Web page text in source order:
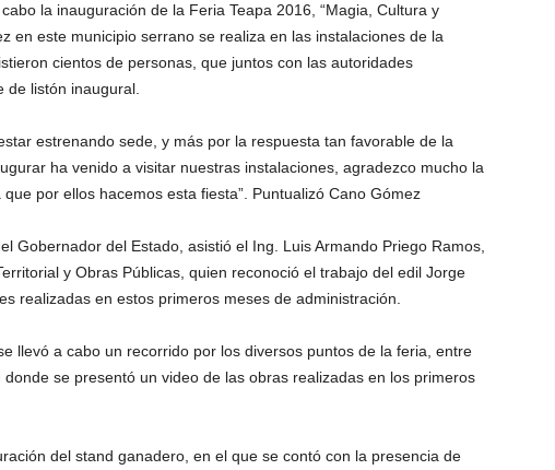
la inauguración de la Feria Teapa 2016, “Magia, Cultura y
en este municipio serrano se realiza en las instalaciones de la
cientos de personas, que juntos con las autoridades
de listón inaugural.
estrenando sede, y más por la respuesta tan favorable de la
ha venido a visitar nuestras instalaciones, agradezco mucho la
por ellos hacemos esta fiesta”. Puntualizó Cano Gómez
Gobernador del Estado, asistió el Ing. Luis Armando Priego Ramos,
y Obras Públicas, quien reconoció el trabajo del edil Jorge
realizadas en estos primeros meses de administración.
llevó a cabo un recorrido por los diversos puntos de la feria, entre
se presentó un video de las obras realizadas en los primeros
del stand ganadero, en el que se contó con la presencia de